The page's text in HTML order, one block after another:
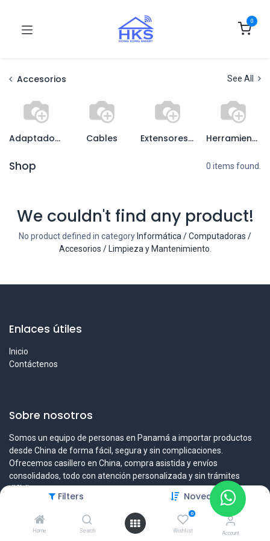
Filters Novedades
Home Search
0
Wishlist Account
0
Accesorios See All
Adaptadores Cables Extensores, Splitters y Switches Herramientas
Shop 0 items found.
We couldn't find any product!
No product defined in category Informática / Computadoras /
Accesorios / Limpieza y Mantenimiento
Enlaces útiles
Inicio
Contáctenos
Sobre nosotros
Somos un equipo de personas en Panamá a importar productos
desde China de forma fácil, segura y sin complicaciones.
Ofrecemos casillero en China, compra asistida y envíos
consolidados, todo con atención personalizada y sin trámites
difíciles.